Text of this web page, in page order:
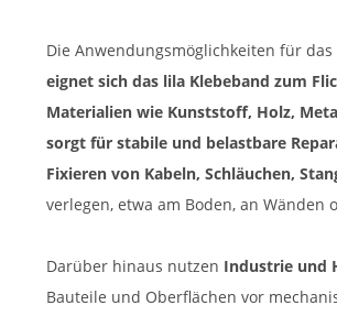
Die Anwendungsmöglichkeiten für
eignet sich das lila Klebeband zum
Materialien wie Kunststoff, Holz,
sorgt für stabile und belastbare
Fixieren von Kabeln, Schläuchen,
verlegen, etwa am Boden, an
Darüber hinaus nutzen Industrie und
Bauteile und Oberflächen vor